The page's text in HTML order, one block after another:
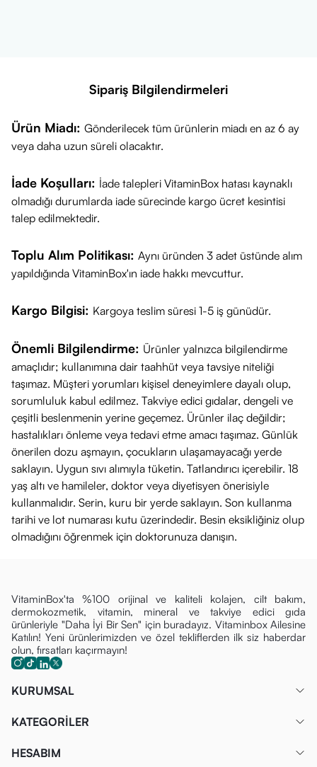
Sipariş Bilgilendirmeleri
Ürün Miadı: Gönderilecek tüm ürünlerin miadı en az 6 ay
veya daha uzun süreli olacaktır.
İade Koşulları: İade talepleri VitaminBox hatası kaynaklı
olmadığı durumlarda iade sürecinde kargo ücret kesintisi
talep edilmektedir.
Toplu Alım Politikası: Aynı üründen 3 adet üstünde alım
yapıldığında VitaminBox'ın iade hakkı mevcuttur.
Kargo Bilgisi: Kargoya teslim süresi 1-5 iş günüdür.
Önemli Bilgilendirme: Ürünler yalnızca bilgilendirme
amaçlıdır; kullanımına dair taahhüt veya tavsiye niteliği
taşımaz. Müşteri yorumları kişisel deneyimlere dayalı olup,
sorumluluk kabul edilmez. Takviye edici gıdalar, dengeli ve
çeşitli beslenmenin yerine geçemez. Ürünler ilaç değildir;
hastalıkları önleme veya tedavi etme amacı taşımaz. Günlük
önerilen dozu aşmayın, çocukların ulaşamayacağı yerde
saklayın. Uygun sıvı alımıyla tüketin. Tatlandırıcı içerebilir. 18
yaş altı ve hamileler, doktor veya diyetisyen önerisiyle
kullanmalıdır. Serin, kuru bir yerde saklayın. Son kullanma
tarihi ve lot numarası kutu üzerindedir. Besin eksikliğiniz olup
olmadığını öğrenmek için doktorunuza danışın.
VitaminBox'ta %100 orijinal ve kaliteli kolajen, cilt bakım,
dermokozmetik, vitamin, mineral ve takviye edici gıda
ürünleriyle "Daha İyi Bir Sen" için buradayız. Vitaminbox Ailesine
Katılın! Yeni ürünlerimizden ve özel tekliflerden ilk siz haberdar
olun, fırsatları kaçırmayın!
KURUMSAL
KATEGORİLER
HESABIM